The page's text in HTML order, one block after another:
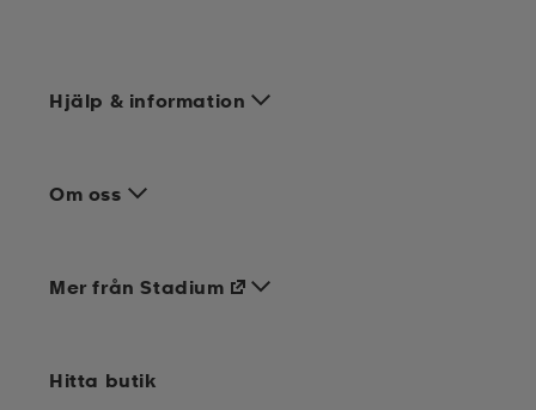
Hjälp & information
Om oss
Mer från Stadium
Hitta butik